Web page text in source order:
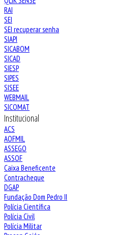
RAI
SEI
SEI recuperar senha
SIAPI
SICABOM
SICAD
SIESP
SIPES
SISEE
WEBMAIL
SICOMAT
Institucional
ACS
AOFMIL
ASSEGO
ASSOF
Caixa Beneficente
Contracheque
DGAP
Fundação Dom Pedro II
Polícia Científica
Polícia Civil
Polícia Militar